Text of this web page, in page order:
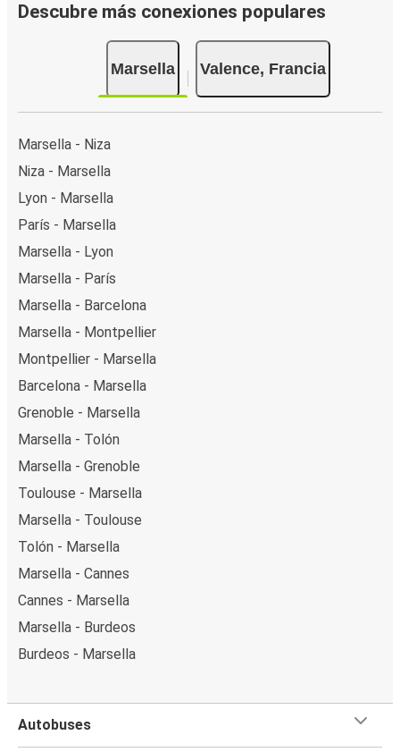
Descubre más conexiones populares
Marsella Valence, Francia
Marsella - Niza
Niza - Marsella
Lyon - Marsella
París - Marsella
Marsella - Lyon
Marsella - París
Marsella - Barcelona
Marsella - Montpellier
Montpellier - Marsella
Barcelona - Marsella
Grenoble - Marsella
Marsella - Tolón
Marsella - Grenoble
Toulouse - Marsella
Marsella - Toulouse
Tolón - Marsella
Marsella - Cannes
Cannes - Marsella
Marsella - Burdeos
Burdeos - Marsella
Autobuses